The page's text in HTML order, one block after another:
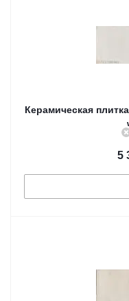
Керамическая
5